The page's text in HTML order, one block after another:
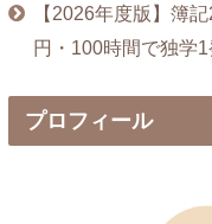
【2026年度版】簿
円・100時間で独学
プロフィール